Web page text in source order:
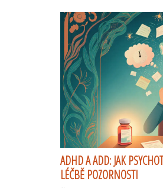
ADHD A ADD: JAK
LÉČBĚ POZORNOSTI